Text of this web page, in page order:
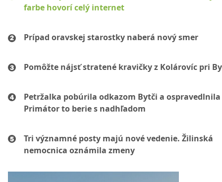
farbe hovorí celý internet
Prípad oravskej starostky naberá nový smer
Pomôžte nájsť stratené kravičky z Kolárovíc pri
Petržalka pobúrila odkazom Bytči a ospravedlnila
Primátor to berie s nadhľadom
Tri významné posty majú nové vedenie. Žilinská
nemocnica oznámila zmeny